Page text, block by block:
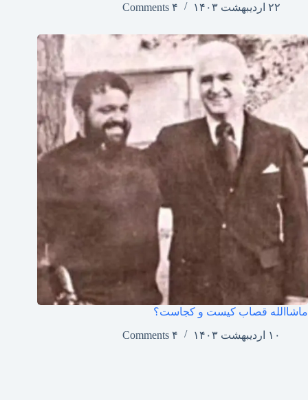
۲۲ اردیبهشت ۱۴۰۳
۴ Comments
ماشاالله قصاب کیست و کجاست؟
۱۰ اردیبهشت ۱۴۰۳
۴ Comments